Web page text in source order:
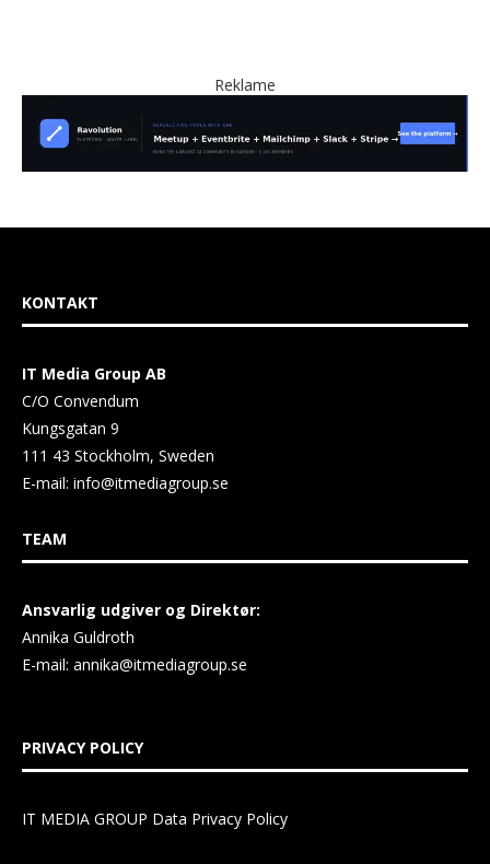
Reklame
KONTAKT
IT Media Group AB
C/O Convendum
Kungsgatan 9
111 43 Stockholm, Sweden
E-mail: info@itmediagroup.se
TEAM
Ansvarlig udgiver og Direktør:
Annika Guldroth
E-mail: annika@itmediagroup.se
PRIVACY POLICY
IT MEDIA GROUP Data Privacy Policy